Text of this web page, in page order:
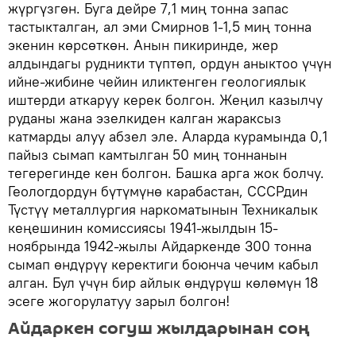
жүргүзгөн. Буга дейре 7,1 миң тонна запас
тастыкталган, ал эми Смирнов 1-1,5 миң тонна
экенин көрсөткөн. Анын пикиринде, жер
алдындагы рудникти түптөп, ордун аныктоо үчүн
ийне-жибине чейин иликтенген геологиялык
иштерди аткаруу керек болгон. Жеңил казылчу
руданы жана эзелкиден калган жараксыз
катмарды алуу абзел эле. Аларда курамында 0,1
пайыз сымап камтылган 50 миң тоннанын
тегерегинде кен болгон. Башка арга жок болчу.
Геологдордун бүтүмүнө карабастан, СССРдин
Түстүү металлургия наркоматынын Техникалык
кеңешинин комиссиясы 1941-жылдын 15-
ноябрында 1942-жылы Айдаркенде 300 тонна
сымап өндүрүү керектиги боюнча чечим кабыл
алган. Бул үчүн бир айлык өндүрүш көлөмүн 18
эсеге жогорулатуу зарыл болгон!
Айдаркен согуш жылдарынан соң